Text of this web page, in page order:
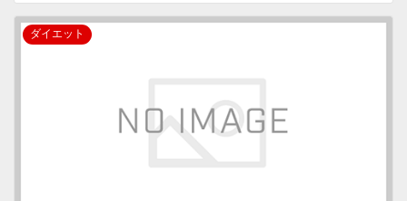
ダイエット